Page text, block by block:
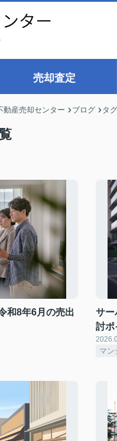
売却査定
動産売却センター ブログ タ
和8年6月の売出
サー
討ポ
マン